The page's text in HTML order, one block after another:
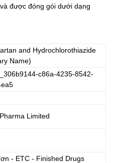
được đóng gói dưới dạng
and Hydrochlorothiazide
Name)
c86a-4235-8542-
Limited
- ETC - Finished Drugs